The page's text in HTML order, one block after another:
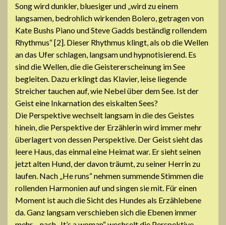
Song wird dunkler, bluesiger und „wird zu einem
langsamen, bedrohlich wirkenden Bolero, getragen von
Kate Bushs Piano und Steve Gadds beständig rollendem
Rhythmus“ [2]. Dieser Rhythmus klingt, als ob die Wellen
an das Ufer schlagen, langsam und hypnotisierend. Es
sind die Wellen, die die Geistererscheinung im See
begleiten. Dazu erklingt das Klavier, leise liegende
Streicher tauchen auf, wie Nebel über dem See. Ist der
Geist eine Inkarnation des eiskalten Sees?
Die Perspektive wechselt langsam in die des Geistes
hinein, die Perspektive der Erzählerin wird immer mehr
überlagert von dessen Perspektive. Der Geist sieht das
leere Haus, das einmal eine Heimat war. Er sieht seinen
jetzt alten Hund, der davon träumt, zu seiner Herrin zu
laufen. Nach „He runs“ nehmen summende Stimmen die
rollenden Harmonien auf und singen sie mit. Für einen
Moment ist auch die Sicht des Hundes als Erzählebene
da. Ganz langsam verschieben sich die Ebenen immer